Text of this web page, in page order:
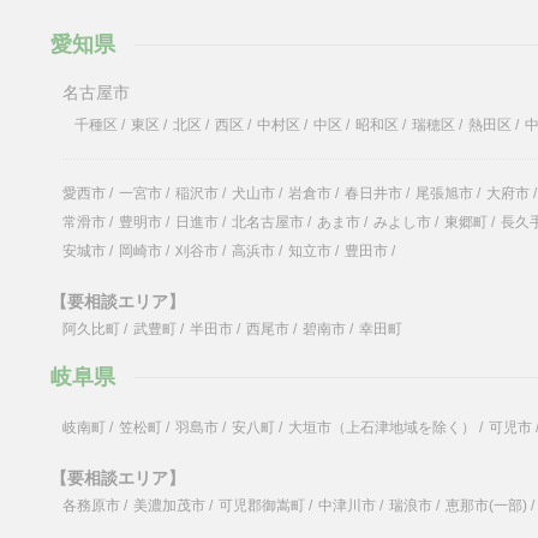
愛知県
名古屋市
千種区 / 東区 / 北区 / 西区 / 中村区 / 中区 / 昭和区 / 瑞穂区 / 熱田区 /
愛西市 / 一宮市 / 稲沢市 / 犬山市 / 岩倉市 / 春日井市 / 尾張旭市 / 大府市 /
常滑市 / 豊明市 / 日進市 / 北名古屋市 / あま市 / みよし市 / 東郷町 / 長久
安城市 / 岡崎市 / 刈谷市 / 高浜市 / 知立市 / 豊田市 /
【要相談エリア】
阿久比町 / 武豊町 / 半田市 / 西尾市 / 碧南市 / 幸田町
岐阜県
岐南町 / 笠松町 / 羽島市 / 安八町 / 大垣市（上石津地域を除く） / 可児市 /
【要相談エリア】
各務原市 / 美濃加茂市 / 可児郡御嵩町 / 中津川市 / 瑞浪市 / 恵那市(一部) /